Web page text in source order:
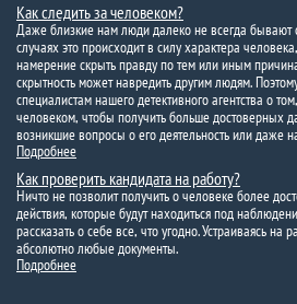
Как следить за человеком?
Даже близкие нам люди далеко не всегда бывают
случаях это происходит в силу характера
намерение скрыть правду по тем или иным
скрытность может навредить другим людям.
специалистам нашего детективного агентства о
человеком, чтобы получить больше достоверных
возникшие вопросы о его деятельность или даже
Подробнее
Как проверить кандидата на работу?
Ничто не позволит получить о человеке более
действия, которые будут находиться под
рассказать о себе все, что угодно. Устраиваясь на
абсолютно любые документы.
Подробнее